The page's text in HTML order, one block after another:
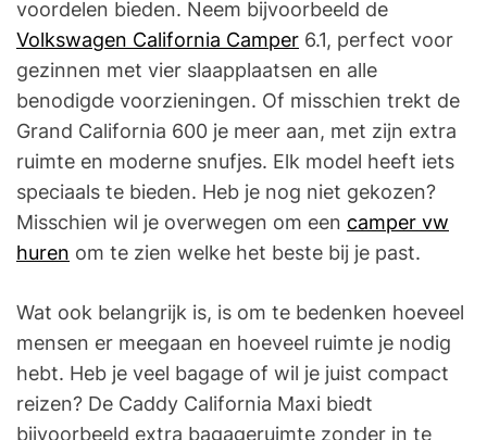
voordelen bieden. Neem bijvoorbeeld de
Volkswagen California Camper 6.1, perfect voor
gezinnen met vier slaapplaatsen en alle
benodigde voorzieningen. Of misschien trekt de
Grand California 600 je meer aan, met zijn extra
ruimte en moderne snufjes. Elk model heeft iets
speciaals te bieden. Heb je nog niet gekozen?
Misschien wil je overwegen om een camper vw
huren om te zien welke het beste bij je past.
Wat ook belangrijk is, is om te bedenken hoeveel
mensen er meegaan en hoeveel ruimte je nodig
hebt. Heb je veel bagage of wil je juist compact
reizen? De Caddy California Maxi biedt
bijvoorbeeld extra bagageruimte zonder in te